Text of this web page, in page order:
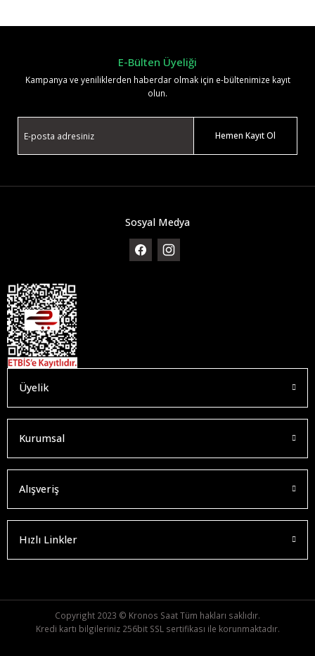
E-Bülten Üyeliği
Kampanya ve yeniliklerden haberdar olmak için e-bültenimize kayıt
olun.
Hemen Kayıt Ol
Sosyal Medya
Üyelik
Kurumsal
Alışveriş
Hızlı Linkler
Copyright 2023 © Kronos Saat Tüm hakları saklıdır.
Kredi kartı bilgileriniz 256bit SSL sertifikası ile korunmaktadır.